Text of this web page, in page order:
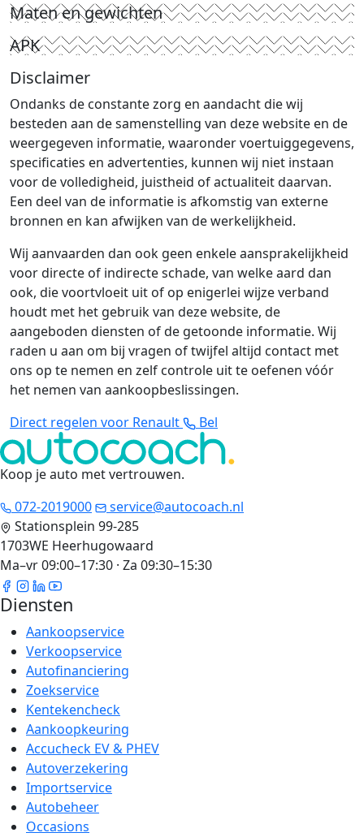
Maten en gewichten
APK
Disclaimer
Ondanks de constante zorg en aandacht die wij
besteden aan de samenstelling van deze website en de
weergegeven informatie, waaronder voertuiggegevens,
specificaties en advertenties, kunnen wij niet instaan
voor de volledigheid, juistheid of actualiteit daarvan.
Een deel van de informatie is afkomstig van externe
bronnen en kan afwijken van de werkelijkheid.
Wij aanvaarden dan ook geen enkele aansprakelijkheid
voor directe of indirecte schade, van welke aard dan
ook, die voortvloeit uit of op enigerlei wijze verband
houdt met het gebruik van deze website, de
aangeboden diensten of de getoonde informatie. Wij
raden u aan om bij vragen of twijfel altijd contact met
ons op te nemen en zelf controle uit te oefenen vóór
het nemen van aankoopbeslissingen.
Direct regelen voor Renault
Bel
Koop je auto met vertrouwen.
072-2019000
service@autocoach.nl
Stationsplein 99-285
1703WE Heerhugowaard
Ma–vr 09:00–17:30 · Za 09:30–15:30
Diensten
Aankoopservice
Verkoopservice
Autofinanciering
Zoekservice
Kentekencheck
Aankoopkeuring
Accucheck EV & PHEV
Autoverzekering
Importservice
Autobeheer
Occasions